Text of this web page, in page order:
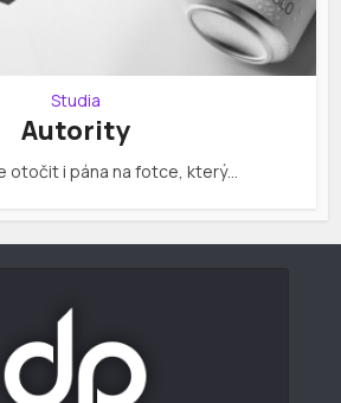
Studia
Autority
otočit i pána na fotce, který…